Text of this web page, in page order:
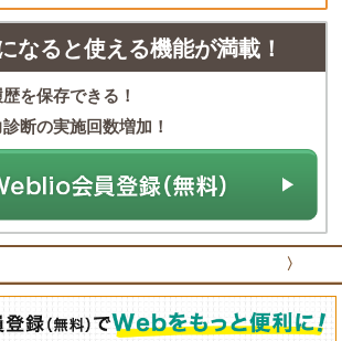
なると使える機能が満載！
を保存できる！
断の実施回数増加！
〉